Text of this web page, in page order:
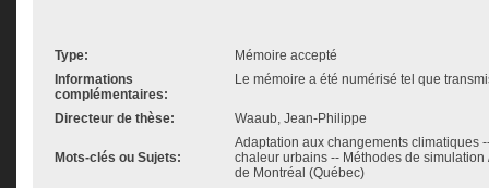
Type:
Mémoire accepté
Informations
complémentaires:
Le mémoire a été numérisé tel que
Directeur de thèse: Waaub, Jean-Philippe
Mots-clés ou Sujets:
Adaptation aux changements climatiques
chaleur urbains -- Méthodes de
de Montréal (Québec)